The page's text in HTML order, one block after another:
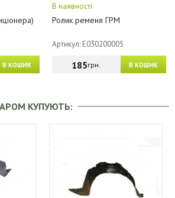
В КОШИК
В наявності
Ролик ременя ГРМ
Артикул: E030200005
В КОШИК
185грн.
КУПУЮТЬ: